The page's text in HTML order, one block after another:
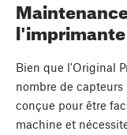
l'imprimante
Bien que l'Original
nombre de
conçue pour être
machine et